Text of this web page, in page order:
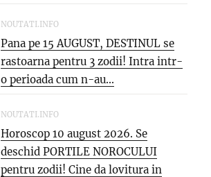
NOUTATI.INFO
Pana pe 15 AUGUST, DESTINUL se
rastoarna pentru 3 zodii! Intra intr-
o perioada cum n-au...
NOUTATI.INFO
Horoscop 10 august 2026. Se
deschid PORTILE NOROCULUI
pentru zodii! Cine da lovitura in